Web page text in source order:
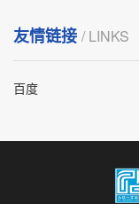
友情链接 / LINKS
百度